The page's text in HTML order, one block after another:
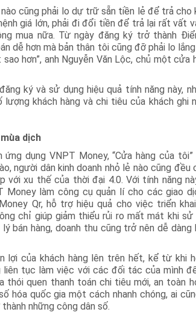
cũng phải lo dự trữ sẵn tiền lẻ để trả cho
giá lớn, phải đi đổi tiền để trả lại rất vất
mua nữa. Từ ngày đăng ký trở thành
dễ hơn mà bản thân tôi cũng đỡ phải lo
hơn”, anh Nguyễn Văn Lộc, chủ một cửa
ký và sử dụng hiệu quả tính năng này,
lượng khách hàng và chi tiêu của khách ghi
dịch
dụng VNPT Money, “Cửa hàng của
người dân kinh doanh nhỏ lẻ nào cũng
với xu thế của thời đại 4.0. Với tính năng
Money làm công cụ quản lí cho các giao
Qr, hỗ trợ hiệu quả cho việc triển
chỉ giúp giảm thiểu rủi ro mất mát khi
bán hàng, doanh thu cũng trở nên dễ dàng
lợi của khách hàng lên trên hết, kể từ khi
liên tục làm việc với các đối tác của mình
thói quen thanh toán chi tiêu mới, an toàn
hóa quốc gia một cách nhanh chóng, ai
những công dân số.